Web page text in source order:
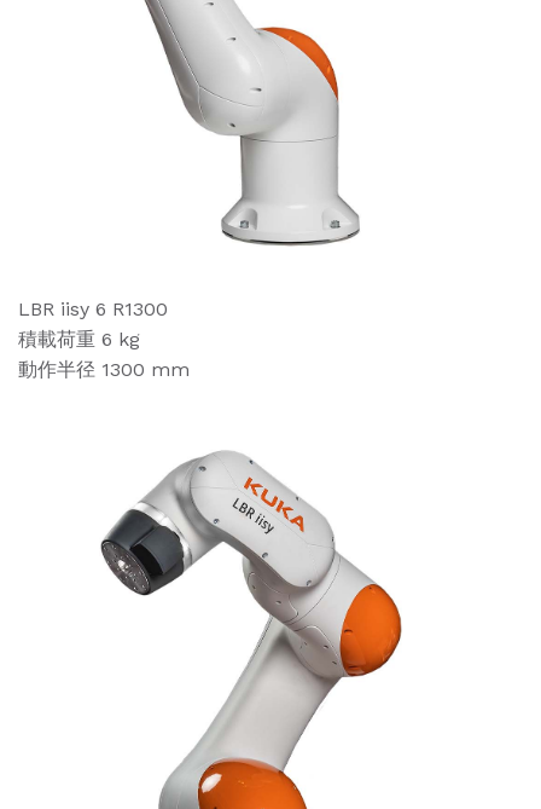
LBR iisy 6 R1300
積載荷重 6 kg
動作半径 1300 mm